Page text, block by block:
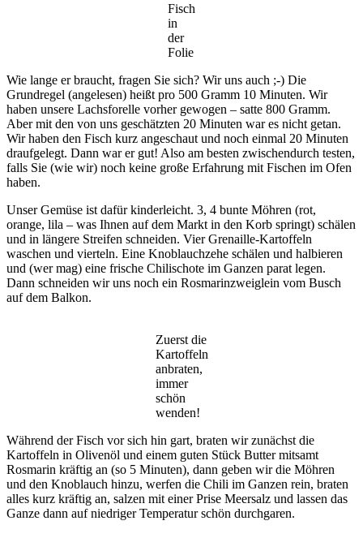
Fisch
in
der
Folie
Wie lange er braucht, fragen Sie sich? Wir uns auch ;-) Die
Grundregel (angelesen) heißt pro 500 Gramm 10 Minuten. Wir
haben unsere Lachsforelle vorher gewogen – satte 800 Gramm.
Aber mit den von uns geschätzten 20 Minuten war es nicht getan.
Wir haben den Fisch kurz angeschaut und noch einmal 20 Minuten
draufgelegt. Dann war er gut! Also am besten zwischendurch testen,
falls Sie (wie wir) noch keine große Erfahrung mit Fischen im Ofen
haben.
Unser Gemüse ist dafür kinderleicht. 3, 4 bunte Möhren (rot,
orange, lila – was Ihnen auf dem Markt in den Korb springt) schälen
und in längere Streifen schneiden. Vier Grenaille-Kartoffeln
waschen und vierteln. Eine Knoblauchzehe schälen und halbieren
und (wer mag) eine frische Chilischote im Ganzen parat legen.
Dann schneiden wir uns noch ein Rosmarinzweiglein vom Busch
auf dem Balkon.
Zuerst die
Kartoffeln
anbraten,
immer
schön
wenden!
Während der Fisch vor sich hin gart, braten wir zunächst die
Kartoffeln in Olivenöl und einem guten Stück Butter mitsamt
Rosmarin kräftig an (so 5 Minuten), dann geben wir die Möhren
und den Knoblauch hinzu, werfen die Chili im Ganzen rein, braten
alles kurz kräftig an, salzen mit einer Prise Meersalz und lassen das
Ganze dann auf niedriger Temperatur schön durchgaren.